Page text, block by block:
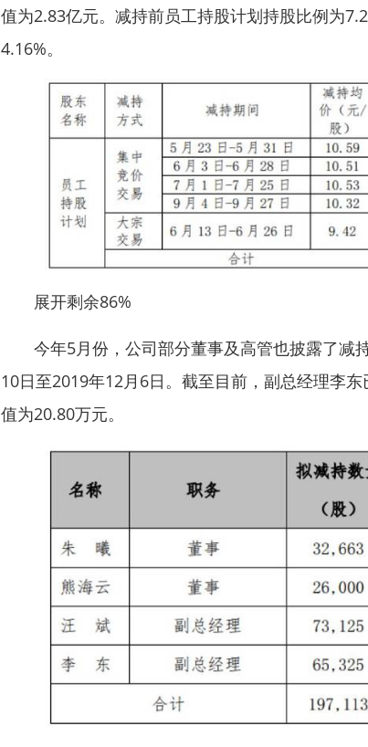
值为2.83亿元。减持前员工持股计划持股比例为
4.16%。
展开剩余86%
今年5月份，公司部分董事及高管也披露了减
10日至2019年12月6日。截至目前，副总经理李
值为20.80万元。